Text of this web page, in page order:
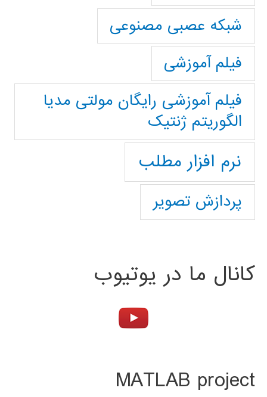
شبکه عصبی مصنوعی
فیلم آموزشی
فیلم آموزشی رایگان مولتی مدیا
الگوریتم ژنتیک
نرم افزار مطلب
پردازش تصویر
کانال ما در یوتیوب
MATLAB project